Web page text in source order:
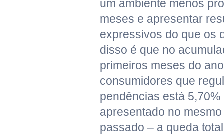
um ambiente menos
meses e apresentar
expressivos do que os
disso é que no
primeiros meses do
consumidores que
pendências está
apresentado no
passado – a queda